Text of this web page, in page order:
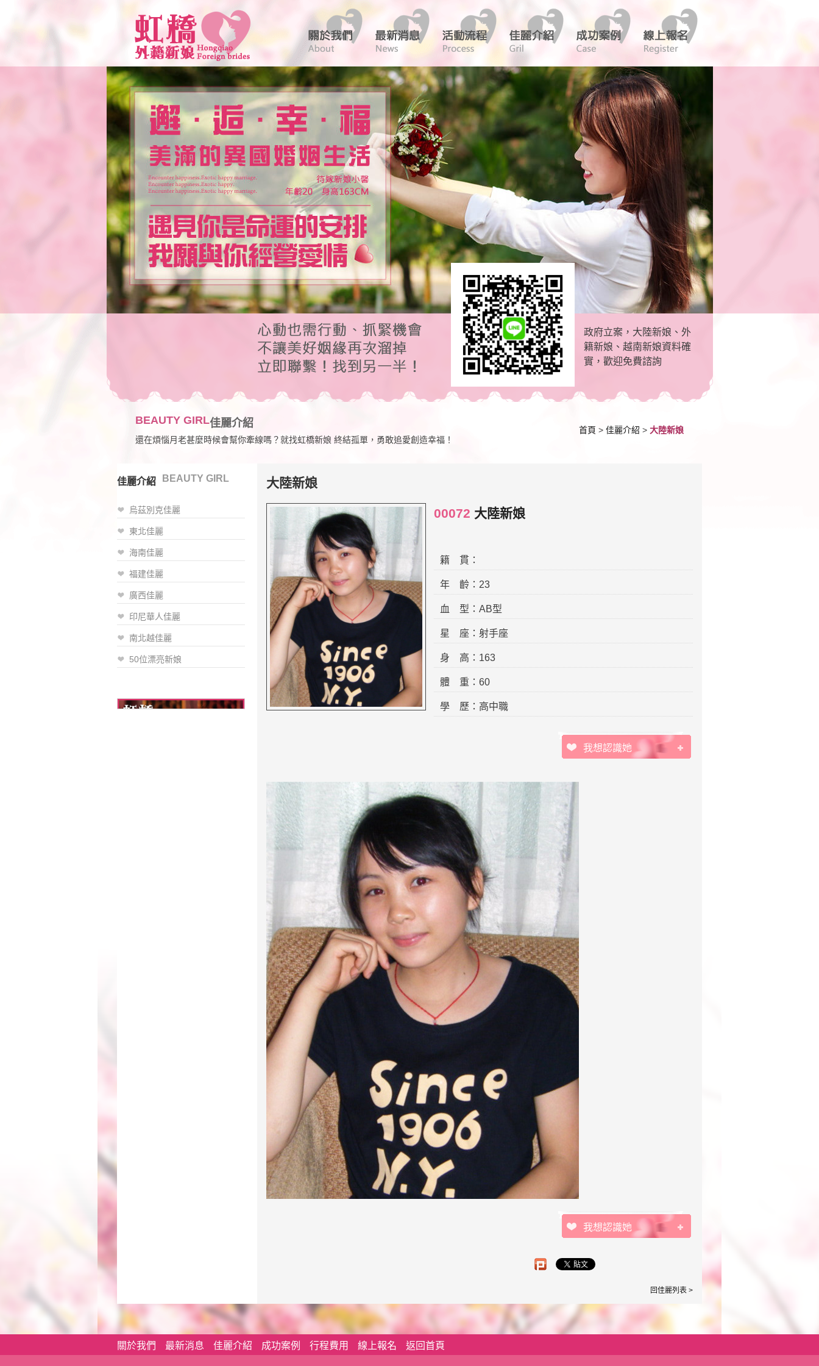
政府立案，大陸新娘、外
籍新娘、越南新娘資料確
實，歡迎免費諮詢
BEAUTY GIRL佳麗介紹
還在煩惱月老甚麼時候會幫你牽線嗎？就找虹橋新娘 終結孤單，勇敢追愛創造幸福！
首頁 > 佳麗介紹 > 大陸新娘
佳麗介紹 BEAUTY GIRL
烏茲別克佳麗
東北佳麗
海南佳麗
福建佳麗
廣西佳麗
印尼華人佳麗
南北越佳麗
50位漂亮新娘
大陸新娘
00072 大陸新娘
籍 貫：
年 齡：23
血 型：AB型
星 座：射手座
身 高：163
體 重：60
學 歷：高中職
我想認識她
我想認識她
回佳麗列表 >
關於我們 最新消息 佳麗介紹 成功案例 行程費用 線上報名 返回首頁